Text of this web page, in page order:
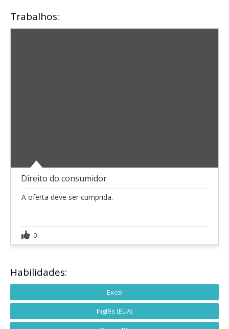
Trabalhos:
Direito do consumidor
A oferta deve ser cumprida.
0
Habilidades:
Excel
Inglês (EUA)